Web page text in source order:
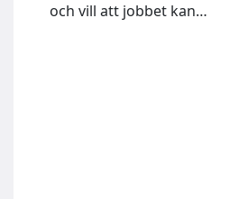
och vill att jobbet kan…